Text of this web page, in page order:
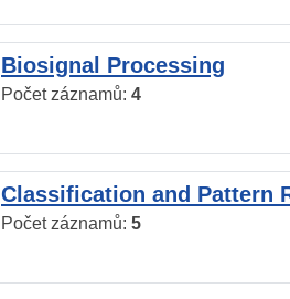
Biosignal Processing
Počet záznamů: 4
Classification and Pattern
Počet záznamů: 5